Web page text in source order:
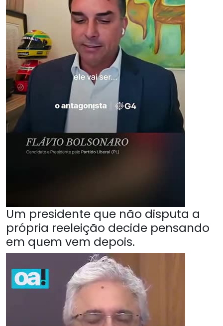
Um presidente que não disputa a
própria reeleição decide pensando
em quem vem depois.